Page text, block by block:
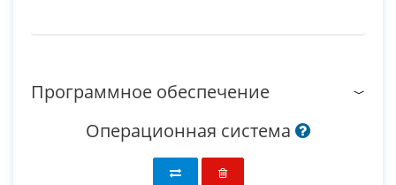
Программное обеспечение
Операционная система